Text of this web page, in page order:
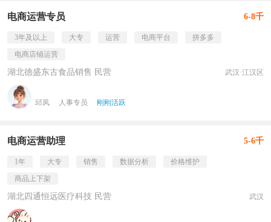
电商运营专员 6-8千
3年及以上 大专 运营 电商平台
拼多多
电商店铺运营
湖北德盛东古食品销售 民营 武汉·江汉区
邱凤 人事专员 刚刚活跃
电商运营助理 5-6千
1年 大专 销售 数据分析
价格维护
商品上下架
湖北四通恒远医疗科技 民营 武汉